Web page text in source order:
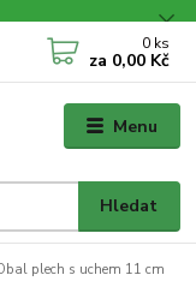
Menu
Hledat
0 ks
za 0,00 Kč
plech s uchem 11 cm